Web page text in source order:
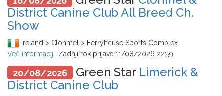
District Canine Club All Breed Ch.
Show
Ireland > Clonmel > Ferryhouse Sports Complex
Več informacij
| Zadnji rok prijave 11/08/2026 22:59
20/08/2026 Green Star Limerick &
District Canine Club